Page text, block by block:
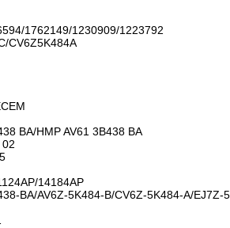
1762149/1230909/1223792
CV6Z5K484A
BA/HMP AV61 3B438 BA
14184AP
BA/AV6Z-5K484-B/CV6Z-5K484-A/EJ7Z-